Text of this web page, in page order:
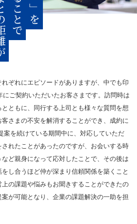
ぞれにエピソードがありますが、中でも印
にご契約いただいたお客さまです。訪問時は
ともに、同行する上司とも様々な質問を想
さまの不安を解消することができ、成約に
案を続けている期間中に、対応していただ
れたことがあったのですが、お会いする時
ど親身になって応対したことで、その後は
し合うほど仲が深まり信頼関係を築くこと
の課題や悩みもお聞きすることができたの
が可能となり、企業の課題解決の一助を担